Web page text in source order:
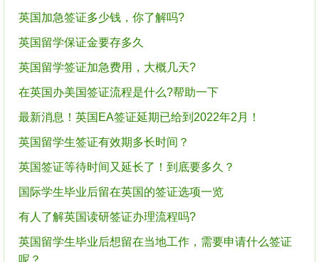
英国加急签证多少钱，你了解吗?
英国留学保证金要存多久
英国留学签证加急费用，大概几天?
在英国办美国签证流程是什么?帮助一下
最新消息！英国EA签证延期已给到2022年2月！
英国留学生签证有效期多长时间？
英国签证等待时间又延长了！到底要多久？
国际学生毕业后留在英国的签证选项一览
有人了解英国读研签证办理流程吗?
英国留学生毕业后想留在当地工作，需要申请什么签证